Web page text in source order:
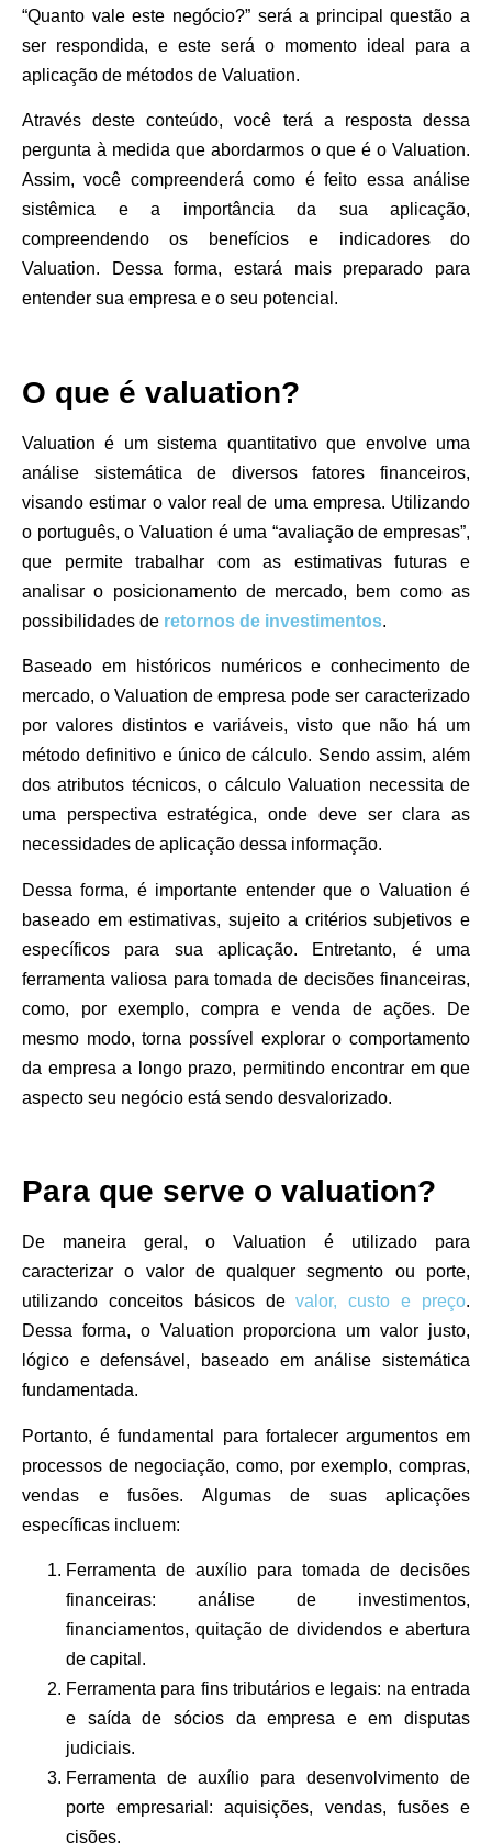
“Quanto vale este negócio?” será a principal questão a
ser respondida, e este será o momento ideal para a
aplicação de métodos de Valuation.
Através deste conteúdo, você terá a resposta dessa
pergunta à medida que abordarmos o que é o Valuation.
Assim, você compreenderá como é feito essa análise
sistêmica e a importância da sua aplicação,
compreendendo os benefícios e indicadores do
Valuation. Dessa forma, estará mais preparado para
entender sua empresa e o seu potencial.
O que é valuation?
Valuation é um sistema quantitativo que envolve uma
análise sistemática de diversos fatores financeiros,
visando estimar o valor real de uma empresa. Utilizando
o português, o Valuation é uma “avaliação de empresas”,
que permite trabalhar com as estimativas futuras e
analisar o posicionamento de mercado, bem como as
possibilidades de retornos de investimentos.
Baseado em históricos numéricos e conhecimento de
mercado, o Valuation de empresa pode ser caracterizado
por valores distintos e variáveis, visto que não há um
método definitivo e único de cálculo. Sendo assim, além
dos atributos técnicos, o cálculo Valuation necessita de
uma perspectiva estratégica, onde deve ser clara as
necessidades de aplicação dessa informação.
Dessa forma, é importante entender que o Valuation é
baseado em estimativas, sujeito a critérios subjetivos e
específicos para sua aplicação. Entretanto, é uma
ferramenta valiosa para tomada de decisões financeiras,
como, por exemplo, compra e venda de ações. De
mesmo modo, torna possível explorar o comportamento
da empresa a longo prazo, permitindo encontrar em que
aspecto seu negócio está sendo desvalorizado.
Para que serve o valuation?
De maneira geral, o Valuation é utilizado para
caracterizar o valor de qualquer segmento ou porte,
utilizando conceitos básicos de valor, custo e preço.
Dessa forma, o Valuation proporciona um valor justo,
lógico e defensável, baseado em análise sistemática
fundamentada.
Portanto, é fundamental para fortalecer argumentos em
processos de negociação, como, por exemplo, compras,
vendas e fusões. Algumas de suas aplicações
específicas incluem:
Ferramenta de auxílio para tomada de decisões
financeiras: análise de investimentos,
financiamentos, quitação de dividendos e abertura
de capital.
Ferramenta para fins tributários e legais: na entrada
e saída de sócios da empresa e em disputas
judiciais.
Ferramenta de auxílio para desenvolvimento de
porte empresarial: aquisições, vendas, fusões e
cisões.